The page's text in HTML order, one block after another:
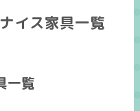
イス家具一覧
一覧